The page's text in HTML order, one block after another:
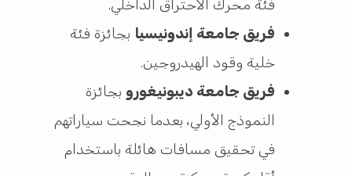
فئة محرك الاحتراق الداخلي.
فريق جامعة إندونيسيا بجائزة فئة
خلية وقود الهيدروجين.
فريق جامعة ديبونيغورو بجائزة
النموذج الأولي، بعدما نجحت سياراتهم
في تحقيق مسافات هائلة باستخدام